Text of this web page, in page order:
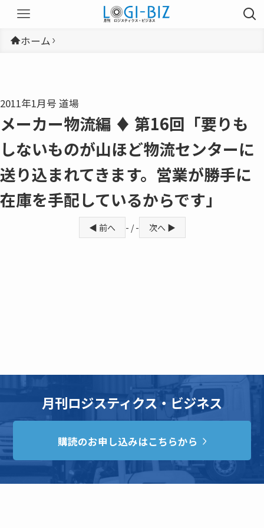
ホーム
2011年1月号 道場
メーカー物流編 ♦ 第16回「要りも
しないものが山ほど物流センターに
送り込まれてきます。営業が勝手に
在庫を手配しているからです」
◀ 前へ - / - 次へ ▶
月刊ロジスティクス・ビジネス
購読のお申し込みはこちらから